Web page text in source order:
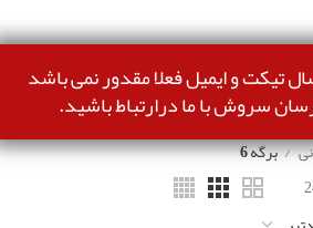
تیکت و ایمیل فعلا مقدور نمی باشد
سروش با ما درارتباط باشید.
برگه 6